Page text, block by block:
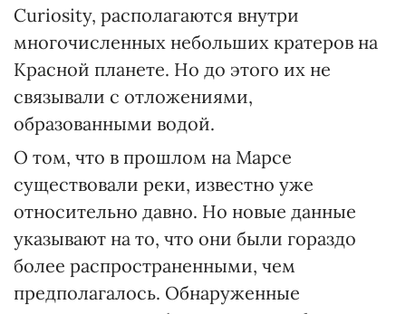
Curiosity, располагаются внутри
многочисленных небольших кратеров на
Красной планете. Но до этого их не
связывали с отложениями,
образованными водой.
О том, что в прошлом на Марсе
существовали реки, известно уже
относительно давно. Но новые данные
указывают на то, что они были гораздо
более распространенными, чем
предполагалось. Обнаруженные